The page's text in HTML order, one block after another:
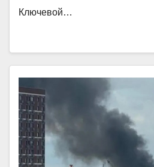
Ключевой…